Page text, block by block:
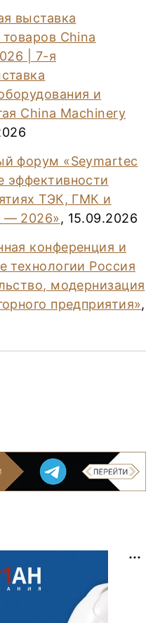
выставка
China
| 7-я
и
China Machinery
форум «Seymartec
ТЭК, ГМК и
— 2026», 15.09.2026
конференция и
технологии Россия
модернизация
предприятия»,